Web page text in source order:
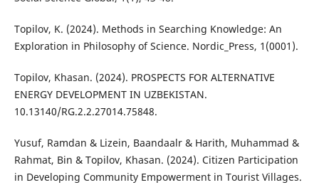
Topilov, K. (2024). Methods in Searching Knowledge: An
Exploration in Philosophy of Science. Nordic_Press, 1(0001).
Topilov, Khasan. (2024). PROSPECTS FOR ALTERNATIVE
ENERGY DEVELOPMENT IN UZBEKISTAN.
10.13140/RG.2.2.27014.75848.
Yusuf, Ramdan & Lizein, Baandaalr & Harith, Muhammad &
Rahmat, Bin & Topilov, Khasan. (2024). Citizen Participation
in Developing Community Empowerment in Tourist Villages.